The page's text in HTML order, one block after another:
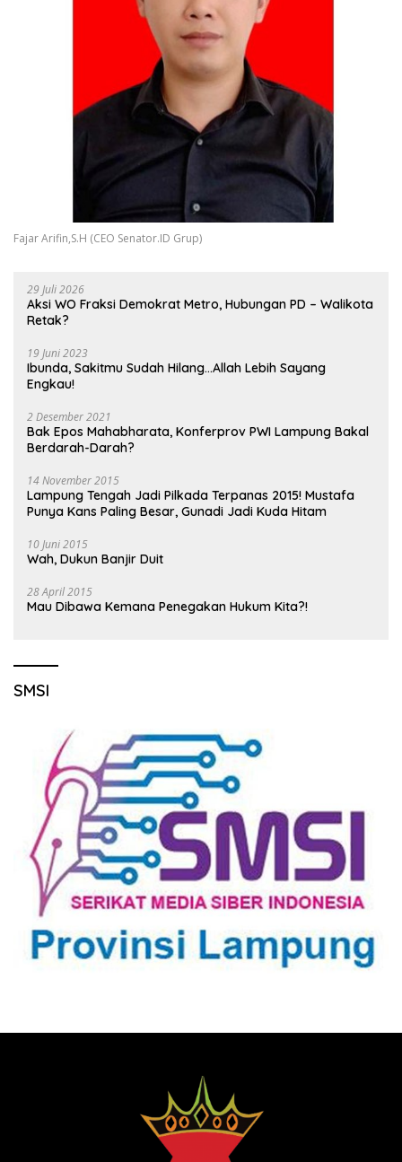
Fajar Arifin,S.H (CEO Senator.ID Grup)
29 Juli 2026
Aksi WO Fraksi Demokrat Metro, Hubungan PD – Walikota
Retak?
19 Juni 2023
Ibunda, Sakitmu Sudah Hilang…Allah Lebih Sayang
Engkau!
2 Desember 2021
Bak Epos Mahabharata, Konferprov PWI Lampung Bakal
Berdarah-Darah?
14 November 2015
Lampung Tengah Jadi Pilkada Terpanas 2015! Mustafa
Punya Kans Paling Besar, Gunadi Jadi Kuda Hitam
10 Juni 2015
Wah, Dukun Banjir Duit
28 April 2015
Mau Dibawa Kemana Penegakan Hukum Kita?!
SMSI